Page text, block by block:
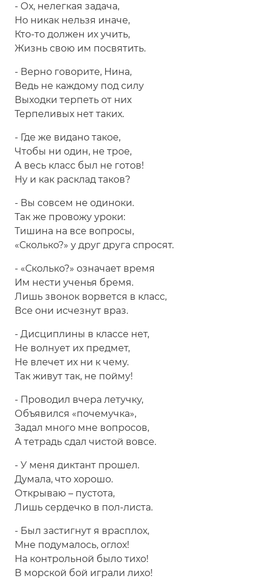
- Ох, нелегкая задача,
Но никак нельзя иначе,
Кто-то должен их учить,
Жизнь свою им посвятить.
- Верно говорите, Нина,
Ведь не каждому под силу
Выходки терпеть от них
Терпеливых нет таких.
- Где же видано такое,
Чтобы ни один, не трое,
А весь класс был не готов!
Ну и как расклад таков?
- Вы совсем не одиноки.
Так же провожу уроки:
Тишина на все вопросы,
«Сколько?» у друг друга спросят.
- «Сколько?» означает время
Им нести ученья бремя.
Лишь звонок ворвется в класс,
Все они исчезнут враз.
- Дисциплины в классе нет,
Не волнует их предмет,
Не влечет их ни к чему.
Так живут так, не пойму!
- Проводил вчера летучку,
Объявился «почемучка»,
Задал много мне вопросов,
А тетрадь сдал чистой вовсе.
- У меня диктант прошел.
Думала, что хорошо.
Открываю – пустота,
Лишь сердечко в пол-листа.
- Был застигнут я врасплох,
Мне подумалось, оглох!
На контрольной было тихо!
В морской бой играли лихо!